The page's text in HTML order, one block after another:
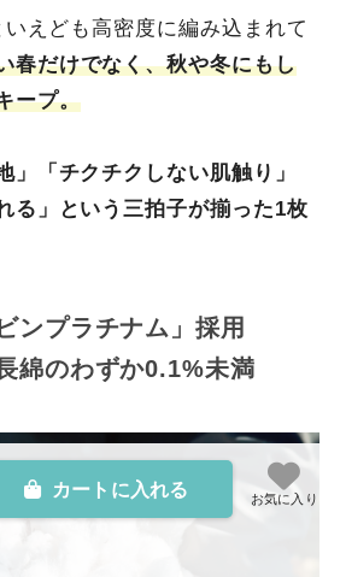
えども高密度に編み込まれて
春だけでなく、秋や冬にもし
ープ。
」「チクチクしない肌触り」
る」という三拍子が揃った1枚
ンプラチナム」採用
綿のわずか0.1%未満
カートに入れる お気に入り